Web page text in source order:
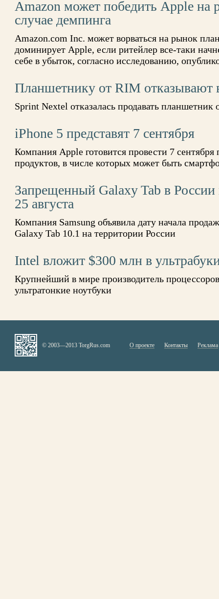
Amazon может победить Apple на
случае демпинга
Amazon.com Inc. может ворваться на рынок
доминирует Apple, если ритейлер все-таки
себе в убыток, согласно исследованию,
Планшетнику от RIM отказывают
Sprint Nextel отказалась продавать планшетник
iPhone 5 представят 7 сентября
Компания Apple готовится провести 7
продуктов, в числе которых может быть
Запрещенный Galaxy Tab в России
25 августа
Компания Samsung объявила дату начала
Galaxy Tab 10.1 на территории России
Intel вложит $300 млн в
Крупнейший в мире производитель
ультратонкие ноутбуки
© 2003—2013 TorgRus.com О проекте Контакты Реклама